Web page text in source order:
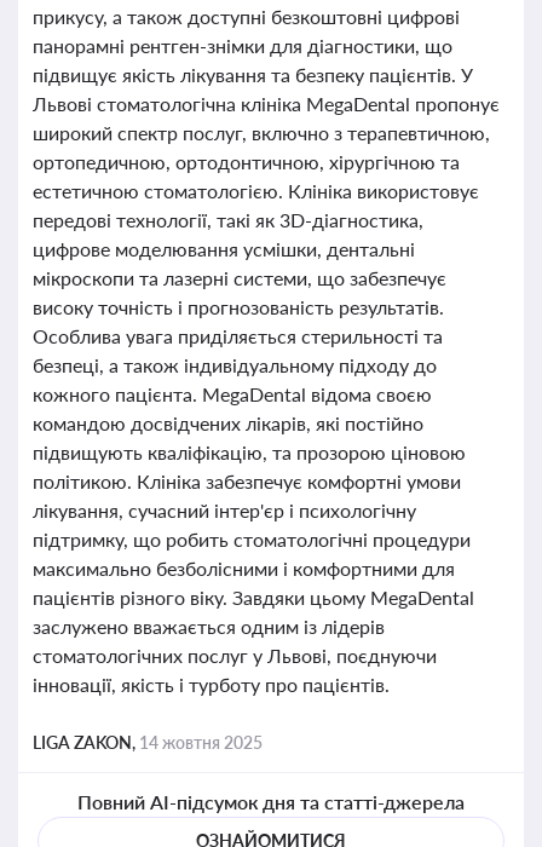
прикусу, а також доступні безкоштовні цифрові
панорамні рентген-знімки для діагностики, що
підвищує якість лікування та безпеку пацієнтів. У
Львові стоматологічна клініка MegaDental пропонує
широкий спектр послуг, включно з терапевтичною,
ортопедичною, ортодонтичною, хірургічною та
естетичною стоматологією. Клініка використовує
передові технології, такі як 3D-діагностика,
цифрове моделювання усмішки, дентальні
мікроскопи та лазерні системи, що забезпечує
високу точність і прогнозованість результатів.
Особлива увага приділяється стерильності та
безпеці, а також індивідуальному підходу до
кожного пацієнта. MegaDental відома своєю
командою досвідчених лікарів, які постійно
підвищують кваліфікацію, та прозорою ціновою
політикою. Клініка забезпечує комфортні умови
лікування, сучасний інтер'єр і психологічну
підтримку, що робить стоматологічні процедури
максимально безболісними і комфортними для
пацієнтів різного віку. Завдяки цьому MegaDental
заслужено вважається одним із лідерів
стоматологічних послуг у Львові, поєднуючи
інновації, якість і турботу про пацієнтів.
LIGA ZAKON, 14 жовтня 2025
Повний AI-підсумок дня та статті-джерела
ОЗНАЙОМИТИСЯ